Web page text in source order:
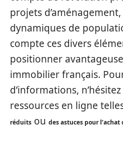
projets
dynamiques de
compte ces divers
positionner
immobilier français.
d’informations,
ressources en ligne
réduits ou des astuces pour